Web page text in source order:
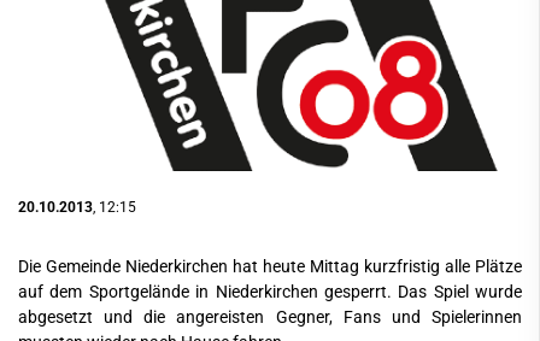
20.10.2013 , 12:15
Die Gemeinde Niederkirchen hat heute Mittag kurzfristig alle Plätze
auf dem Sportgelände in Niederkirchen gesperrt. Das Spiel wurde
abgesetzt und die angereisten Gegner, Fans und Spielerinnen